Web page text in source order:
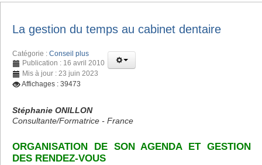
La gestion du temps au cabinet dentaire
Catégorie : Conseil plus
Publication : 16 avril 2010
Mis à jour : 23 juin 2023
Affichages : 39473
Stéphanie ONILLON
Consultante/Formatrice - France
ORGANISATION DE SON AGENDA ET GESTION
DES RENDEZ-VOUS